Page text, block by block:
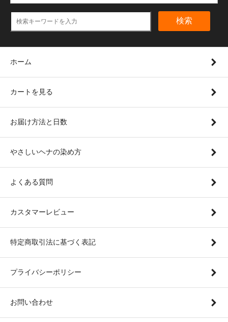
検索
ホーム
カートを見る
お届け方法と日数
やさしいヘナの染め方
よくある質問
カスタマーレビュー
特定商取引法に基づく表記
プライバシーポリシー
お問い合わせ